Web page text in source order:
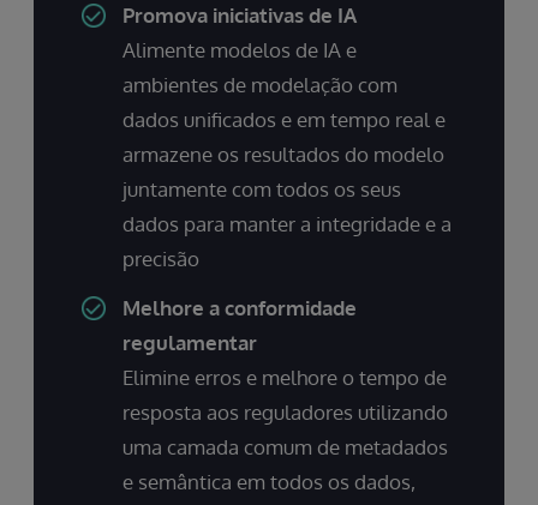
Promova iniciativas de IA
Alimente modelos de IA e
ambientes de modelação com
dados unificados e em tempo real e
armazene os resultados do modelo
juntamente com todos os seus
dados para manter a integridade e a
precisão
Melhore a conformidade
regulamentar
Elimine erros e melhore o tempo de
resposta aos reguladores utilizando
uma camada comum de metadados
e semântica em todos os dados,